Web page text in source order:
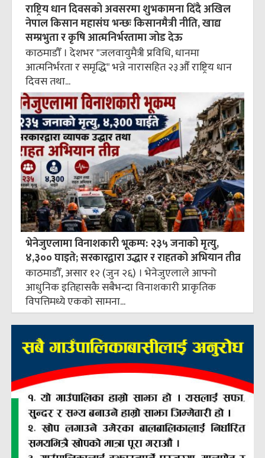
राष्ट्रिय धान दिवसको अवसरमा शुभकामना दिँदै अखिल
नेपाल किसान महासंघ भन्छः किसानमैत्री नीति, खाद्य
सम्प्रभुता र कृषि आत्मनिर्भरतामा जोड देऊ
काठमाडौँ । देशभर "जलवायुमैत्री प्रविधि, धानमा
आत्मनिर्भरता र समृद्धि" भन्ने नारासहित २३औँ राष्ट्रिय धान
दिवस तथा...
भेनेजुएलामा विनाशकारी भूकम्प: २३५ जनाको मृत्यु,
४,३०० घाइते; सरकारद्वारा उद्धार र राहतको अभियान तीव्र
काठमाडौँ, असार १२ (जुन २६) । भेनेजुएलाले आफ्नो
आधुनिक इतिहासकै सबैभन्दा विनाशकारी प्राकृतिक
विपत्तिमध्ये एकको सामना...